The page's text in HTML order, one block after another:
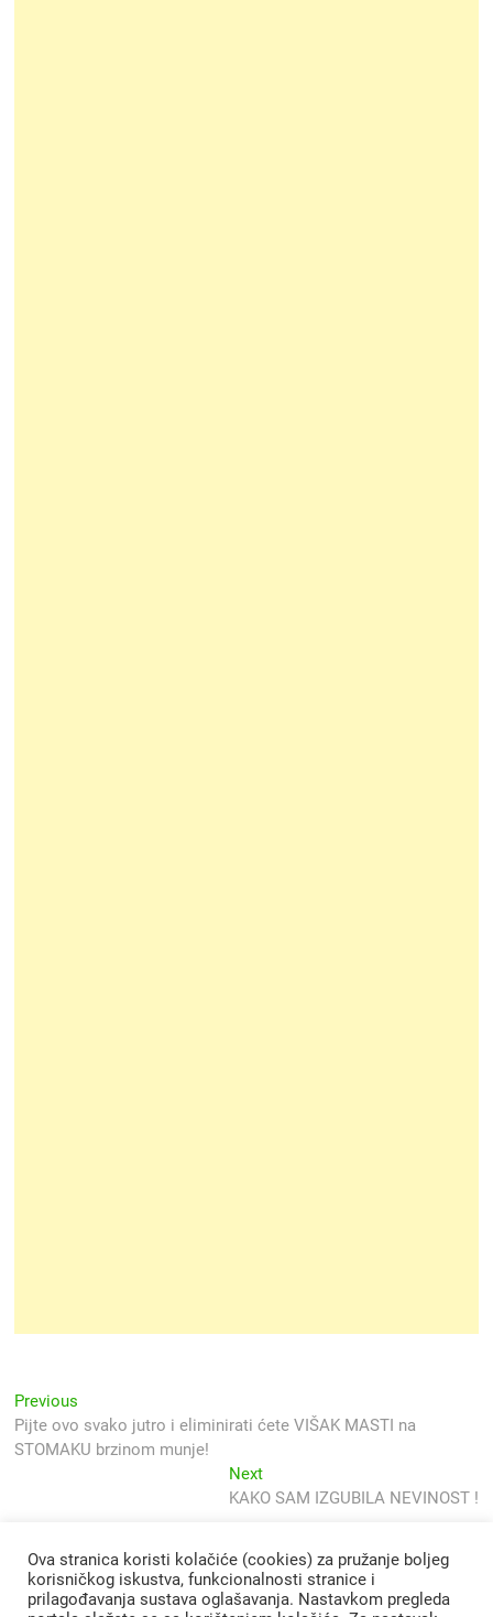
Navigacija
objava
Previous
post:
Pijte ovo svako jutro i eliminirati ćete VIŠAK MASTI na
STOMAKU brzinom munje!
NextNext
post:
KAKO SAM IZGUBILA NEVINOST !
Ova stranica koristi kolačiće (cookies) za pružanje boljeg
korisničkog iskustva, funkcionalnosti stranice i
prilagođavanja sustava oglašavanja. Nastavkom pregleda